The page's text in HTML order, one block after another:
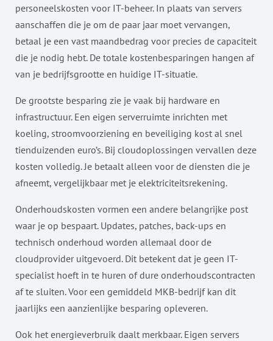
personeelskosten voor IT-beheer. In plaats van servers
aanschaffen die je om de paar jaar moet vervangen,
betaal je een vast maandbedrag voor precies de capaciteit
die je nodig hebt. De totale kostenbesparingen hangen af
van je bedrijfsgrootte en huidige IT-situatie.
De grootste besparing zie je vaak bij hardware en
infrastructuur. Een eigen serverruimte inrichten met
koeling, stroomvoorziening en beveiliging kost al snel
tienduizenden euro’s. Bij cloudoplossingen vervallen deze
kosten volledig. Je betaalt alleen voor de diensten die je
afneemt, vergelijkbaar met je elektriciteitsrekening.
Onderhoudskosten vormen een andere belangrijke post
waar je op bespaart. Updates, patches, back-ups en
technisch onderhoud worden allemaal door de
cloudprovider uitgevoerd. Dit betekent dat je geen IT-
specialist hoeft in te huren of dure onderhoudscontracten
af te sluiten. Voor een gemiddeld MKB-bedrijf kan dit
jaarlijks een aanzienlijke besparing opleveren.
Ook het energieverbruik daalt merkbaar. Eigen servers